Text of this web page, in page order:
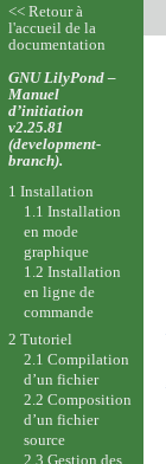
<< Retour à
l'accueil de la
documentation
GNU LilyPond –
Manuel
d’initiation
v2.25.81
(development-
branch).
1 Installation
1.1 Installation
en mode
graphique
1.2 Installation
en ligne de
commande
2 Tutoriel
2.1 Compilation
d’un fichier
2.2 Composition
d’un fichier
source
2.3 Gestion des